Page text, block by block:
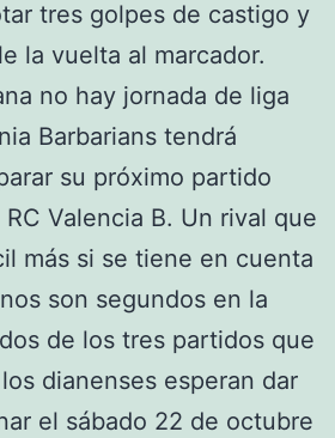
tres golpes de castigo y
la vuelta al marcador.
no hay jornada de liga
Barbarians tendrá
su próximo partido
Valencia B. Un rival que
más si se tiene en cuenta
son segundos en la
de los tres partidos que
dianenses esperan dar
el sábado 22 de octubre